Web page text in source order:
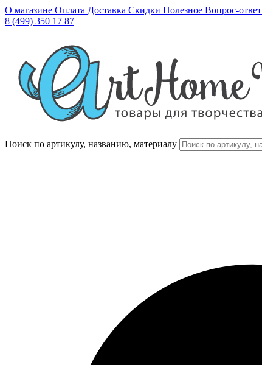
О магазине Оплата Доставка Скидки Полезное Вопрос-ответ
8 (499) 350 17 87
Поиск по артикулу, названию, материалу